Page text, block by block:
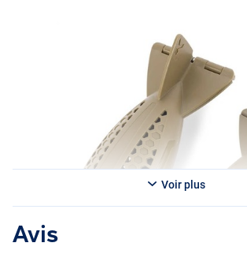
poids de base de 60g et 3 poids supplémentaires
C’est un excellent Bait Dropper pour les
Conseil de pêche : une canne à pêche et une
également disponibles pour ce produit !
Voir plus
Avis